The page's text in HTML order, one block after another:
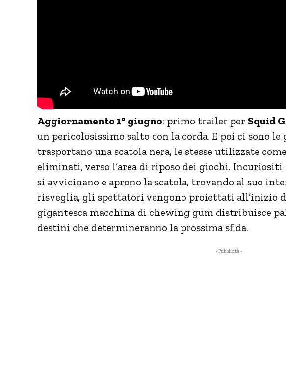
Aggiornamento 1° giugno: primo trailer per Squid
un pericolosissimo salto con la corda. E poi ci sono
trasportano una scatola nera, le stesse utilizzate
eliminati, verso l’area di riposo dei giochi.
si avvicinano e aprono la scatola, trovando al suo
risveglia, gli spettatori vengono proiettati all’inizio
gigantesca macchina di chewing gum distribuisce
destini che determineranno la prossima sfida.
- Pubblicità -